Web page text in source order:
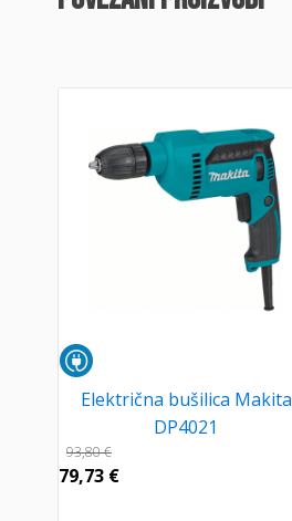
Električna bušilica Makita
DP4021
93,80€
79,73 €